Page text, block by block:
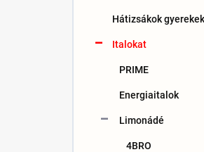
Hátizsákok
Italokat
PRIME
Energiaitalok
Limonádé
4BRO